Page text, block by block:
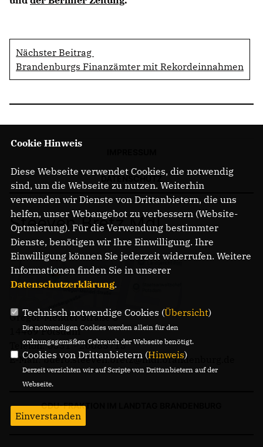
Nächster Beitrag
Brandenburgs Finanzämter mit Rekordeinnahmen
Steeven Bretz MdL
Gregor-Mendel-Straße 3
14469 Potsdam
Telefon: 0331 - 20085713
E-Mail: buero.steeven.bretz@mdl.brandenburg.de
CDU-FRAKTION IM LANDTAG BRANDENBURG
Cookie Hinweis
Diese Webseite verwendet Cookies, die notwendig
sind, um die Webseite zu nutzen. Weiterhin
verwenden wir Dienste von Drittanbietern, die uns
helfen, unser Webangebot zu verbessern (Website-
Optmierung). Für die Verwendung bestimmter
Dienste, benötigen wir Ihre Einwilligung. Ihre
Einwilligung können Sie jederzeit widerrufen. Weitere
Informationen finden Sie in unserer
Datenschutzerklärung.
Technisch notwendige Cookies (Übersicht)
Die notwendigen Cookies werden allein für den
ordnungsgemäßen Gebrauch der Webseite benötigt.
Cookies von Drittanbietern (Hinweis)
Derzeit verzichten wir auf Scripte von Drittanbietern auf der
Webseite.
Einverstanden